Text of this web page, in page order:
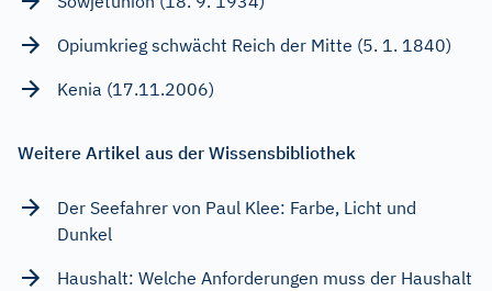
Opiumkrieg schwächt Reich der Mitte (5. 1. 1840)
Kenia (17.11.2006)
Weitere Artikel aus der Wissensbibliothek
Der Seefahrer von Paul Klee: Farbe, Licht und
Dunkel
Haushalt: Welche Anforderungen muss der Haushalt